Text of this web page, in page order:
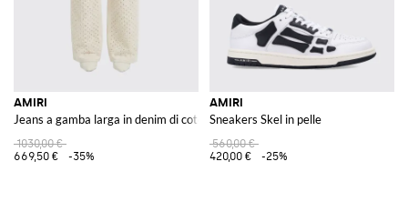
AMIRI
Jeans a gamba larga in denim di cotone con inserti traforati
1030,00 €
669,50 €
-35%
AMIRI
Sneakers Skel in pelle
560,00 €
420,00 €
-25%